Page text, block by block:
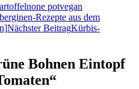
one potvegan
Rezepte aus dem
Nächster BeitragKürbis-
Bohnen Eintopf